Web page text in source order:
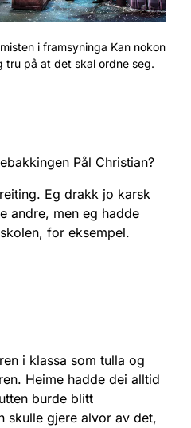
i framsyninga Kan nokon
tru på at det skal ordne seg.
Pål Christian?
Eg drakk jo karsk
andre, men eg hadde
for eksempel.
i klassa som tulla og
Heime hadde dei alltid
burde blitt
skulle gjere alvor av det,